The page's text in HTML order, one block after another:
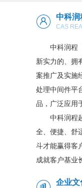
中科润
CAS
中科润程（
新实力的、拥
案推广及实施
处理中间件平
品，广泛应用
中科润程起
全、便捷、舒
斗才能赢得客
成就客户基业
企业文